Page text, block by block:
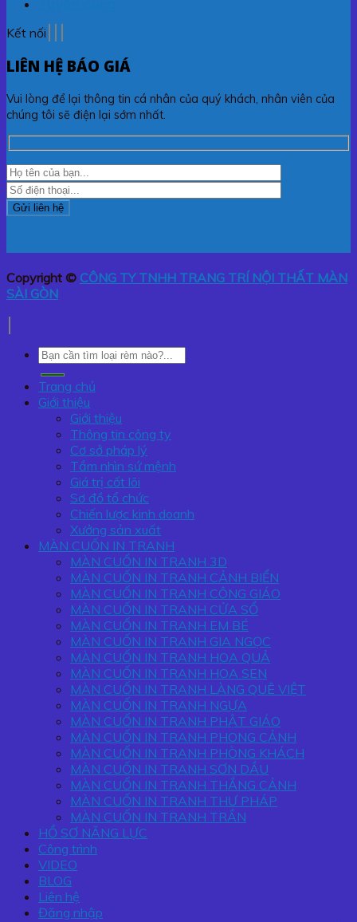
Kết nối
LIÊN HỆ BÁO GIÁ
Vui lòng để lại thông tin cá nhân của quý khách, nhân viên của
chúng tôi sẽ điện lại sớm nhất.
Copyright © CÔNG TY TNHH TRANG TRÍ NỘI THẤT MÀN
SÀI GÒN
Tìm
kiếm:
Trang chủ
Giới thiệu
Giới thiệu
Thông tin công ty
Cơ sở pháp lý
Tầm nhìn sứ mệnh
Giá trị cốt lõi
Sơ đồ tổ chức
Chiến lược kinh doanh
Xưởng sản xuất
MÀN CUỐN IN TRANH
MÀN CUỐN IN TRANH 3D
MÀN CUỐN IN TRANH CẢNH BIỂN
MÀN CUỐN IN TRANH CÔNG GIÁO
MÀN CUỐN IN TRANH CỬA SỔ
MÀN CUỐN IN TRANH EM BÉ
MÀN CUỐN IN TRANH GIA NGỌC
MÀN CUỐN IN TRANH HOA QUẢ
MÀN CUỐN IN TRANH HOA SEN
MÀN CUỐN IN TRANH LÀNG QUÊ VIỆT
MÀN CUỐN IN TRANH NGỰA
MÀN CUỐN IN TRANH PHẬT GIÁO
MÀN CUỐN IN TRANH PHONG CẢNH
MÀN CUỐN IN TRANH PHÒNG KHÁCH
MÀN CUỐN IN TRANH SƠN DẦU
MÀN CUỐN IN TRANH THẮNG CẢNH
MÀN CUỐN IN TRANH THƯ PHÁP
MÀN CUỐN IN TRANH TRẦN
HỒ SƠ NĂNG LỰC
Công trình
VIDEO
BLOG
Liên hệ
Đăng nhập